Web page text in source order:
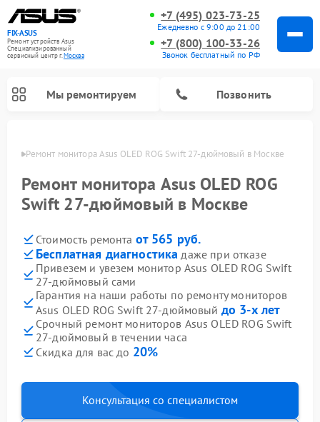
FIX-ASUS
Ремонт устройств Asus
Специализированный
cервисный центр г.Москва
+7 (495) 023-73-25
Ежедневно с 9:00 до 21:00
+7 (800) 100-33-26
Звонок бесплатный по РФ
Мы ремонтируем Позвонить
Ремонт монитора Asus OLED ROG Swift 27-дюймовый в Москве
Ремонт монитора Asus OLED ROG
Swift 27-дюймовый в Москве
Стоимость ремонта от 565 руб.
Бесплатная диагностика даже при отказе
Привезем и увезем монитор Asus OLED ROG Swift
27-дюймовый сами
Гарантия на наши работы по ремонту мониторов
Asus OLED ROG Swift 27-дюймовый до 3-х лет
Срочный ремонт мониторов Asus OLED ROG Swift
27-дюймовый в течении часа
Скидка для вас до 20%
Консультация со специалистом